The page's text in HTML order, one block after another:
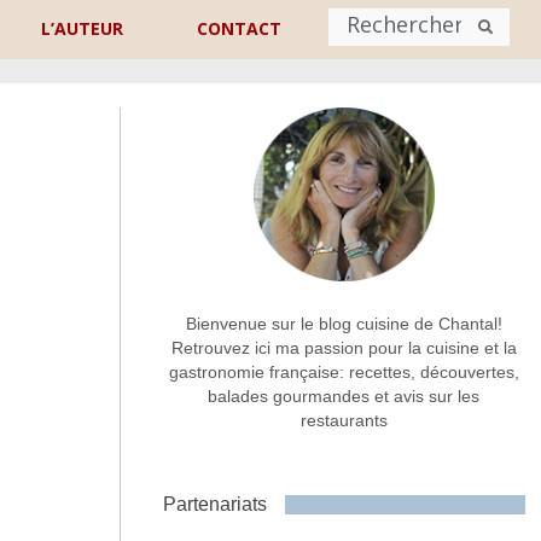
L’AUTEUR CONTACT
Nom
Commentaire ou message *
Bienvenue sur le blog cuisine de Chantal!
Retrouvez ici ma passion pour la cuisine et la
gastronomie française: recettes, découvertes,
balades gourmandes et avis sur les
restaurants
Partenariats